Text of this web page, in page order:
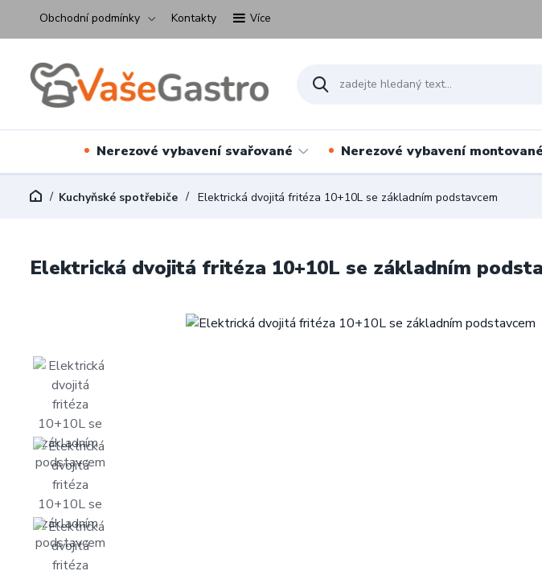
Obchodní podmínky Kontakty Více
Nerezové vybavení svařované Nerezové vybavení montované
Kuchyňské spotřebiče Elektrická dvojitá fritéza 10+10L se základním podstavcem
Elektrická dvojitá fritéza 10+10L se základním